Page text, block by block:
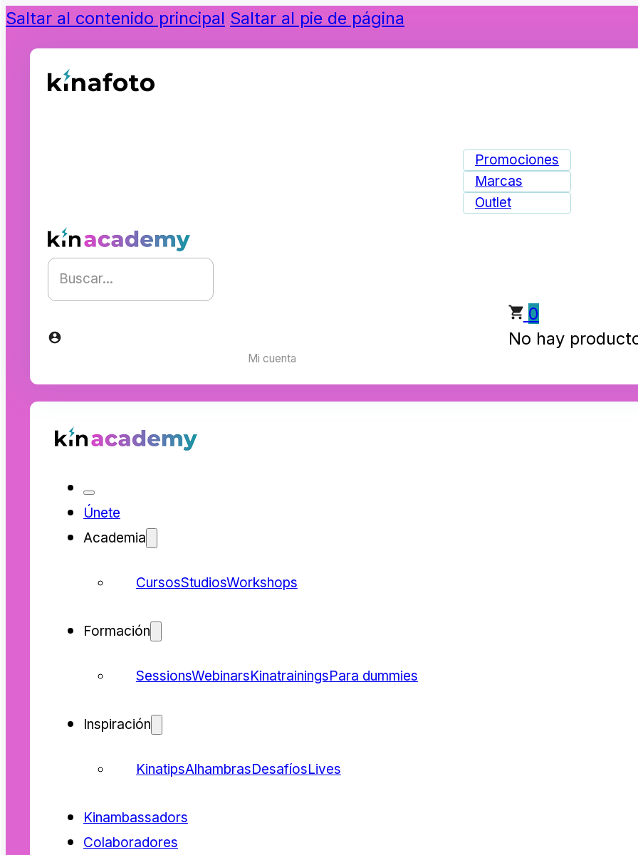
Saltar al contenido principal Saltar al pie de página
Promociones
Marcas
Outlet
Buscar...
Mi cuenta
0
No hay
Únete
Academia
CursosStudiosWorkshops
Formación
SessionsWebinarsKinatrainingsPara dummies
Inspiración
KinatipsAlhambrasDesafíosLives
Kinambassadors
Colaboradores